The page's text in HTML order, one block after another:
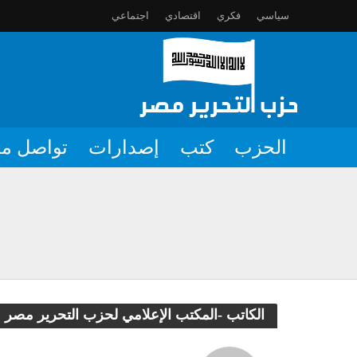
سياسي فكري اقتصادي اجتماعي
الحزب كتب إصدارات تواصل
كيان يهود يجز أسنانه للنيل من
الكاتب -المكتب الإعلامي لحزب التحرير مصر